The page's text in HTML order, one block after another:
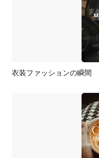
プレビュ
衣装ファッションの瞬間